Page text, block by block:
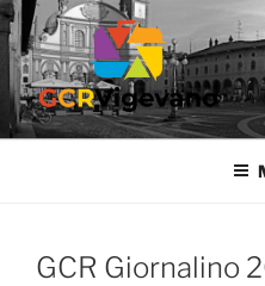
Salta
al
contenuto
GCR
Gruppo Culturale Ricreativo
GCR Giornalino